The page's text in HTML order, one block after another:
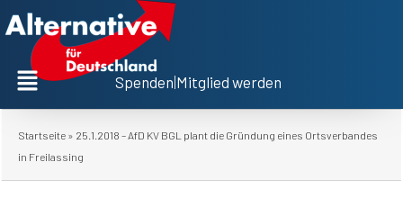
Spenden Mitglied werden
Startseite » 25.1.2018 – AfD KV BGL plant die Gründung eines Ortsverbandes
in Freilassing